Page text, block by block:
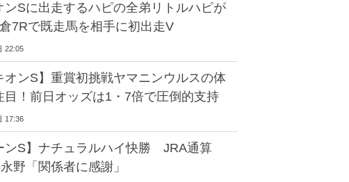
ンSに出走するハピの全弟リトルハピが
7Rで既走馬を相手に初出走V
22:05
オンS】重賞初挑戦ヤマニンウルスの体
目！前日オッズは1・7倍で圧倒的支持
17:36
ンS】ナチュラルハイ快勝 JRA通算
野「関係者に感謝」